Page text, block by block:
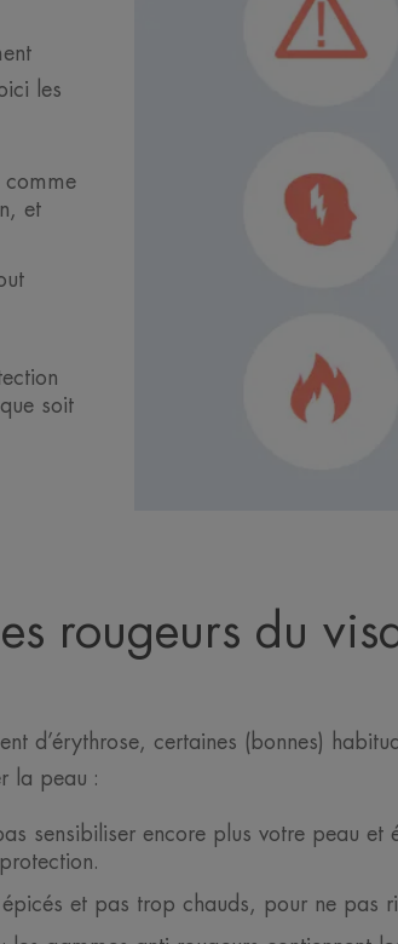
les
comme
et
soit
rougeurs du
d’érythrose, certaines (bonnes)
la peau :
sensibiliser encore plus votre peau
et pas trop chauds, pour ne pas